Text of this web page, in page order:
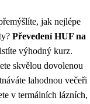
jak nejlépe
Převedení HUF na
výhodný kurz.
skvělou dovolenou
lahodnou večeři
v termálních lázních,